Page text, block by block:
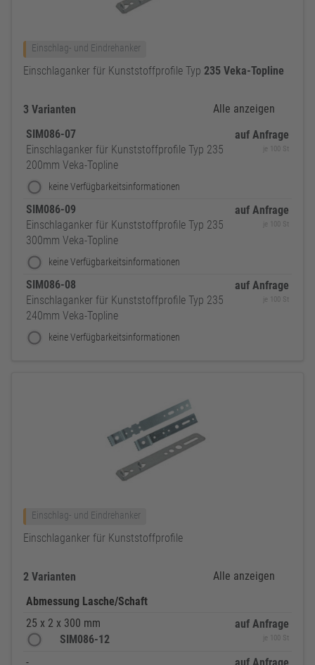
Einschlag- und Eindrehanker
Einschlaganker für Kunststoffprofile Typ 235 Veka-Topline
3 Varianten
Alle anzeigen
SIM086-07
Einschlaganker für Kunststoffprofile Typ 235
200mm Veka-Topline
keine Verfügbarkeitsinformationen
auf Anfrage
je 100 St
SIM086-09
Einschlaganker für Kunststoffprofile Typ 235
300mm Veka-Topline
keine Verfügbarkeitsinformationen
auf Anfrage
je 100 St
SIM086-08
Einschlaganker für Kunststoffprofile Typ 235
240mm Veka-Topline
keine Verfügbarkeitsinformationen
auf Anfrage
je 100 St
Einschlag- und Eindrehanker
Einschlaganker für Kunststoffprofile
2 Varianten
Alle anzeigen
Abmessung Lasche/Schaft
25 x 2 x 300 mm
SIM086-12
auf Anfrage
je 100 St
-